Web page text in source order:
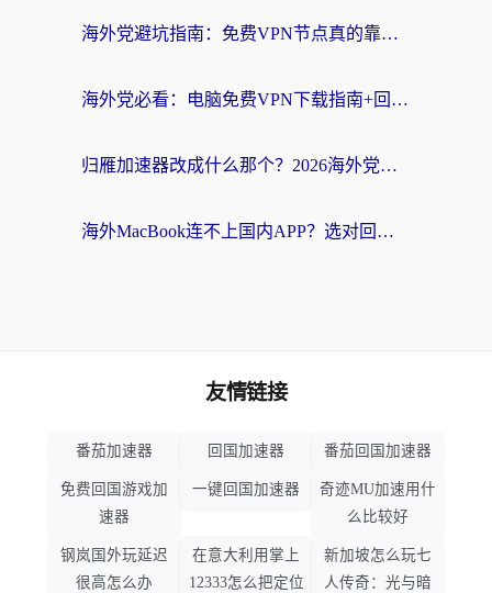
海外党避坑指南：免费VPN节点真的靠谱吗？教你选对回国加速器无缝访问国内资源
海外党必看：电脑免费VPN下载指南+回国加速器选择全攻略，告别地区限制
归雁加速器改成什么那个？2026海外党回国加速全攻略：告别地区限制，轻松刷剧玩游戏
海外MacBook连不上国内APP？选对回国VPN，告别地区限制的烦恼
友情链接
番茄加速器 回国加速器 番茄回国加速器
免费回国游戏加
速器
一键回国加速器
奇迹MU加速用什
么比较好
钢岚国外玩延迟
很高怎么办
在意大利用掌上
12333怎么把定位
新加坡怎么玩七
人传奇：光与暗